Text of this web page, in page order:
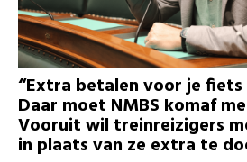
“Extra betalen voor je
Daar moet NMBS komaf
Vooruit wil treinreizigers
in plaats van ze extra te